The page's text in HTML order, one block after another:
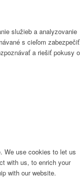
služieb a analyzovanie
s cieľom zabezpečiť
a riešiť pokusy o
We use cookies to let us
with us, to enrich your
with our website.